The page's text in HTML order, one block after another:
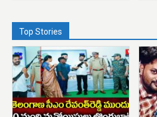
Top Stories